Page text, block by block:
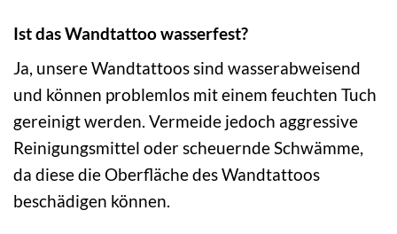
Ist das Wandtattoo wasserfest?
Ja, unsere Wandtattoos sind wasserabweisend
und können problemlos mit einem feuchten Tuch
gereinigt werden. Vermeide jedoch aggressive
Reinigungsmittel oder scheuernde Schwämme,
da diese die Oberfläche des Wandtattoos
beschädigen können.